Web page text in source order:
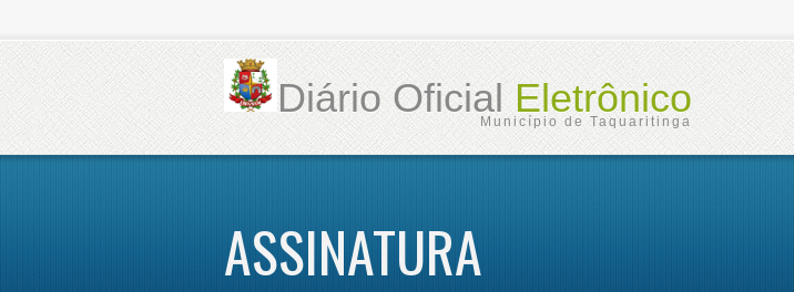
Diário OficialEletrônico
Município de Taquaritinga
ASSINATURA